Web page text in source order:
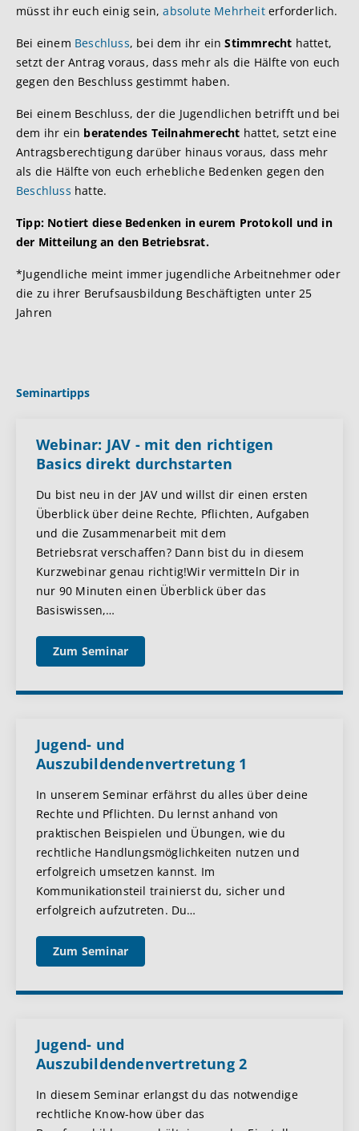
müsst ihr euch einig sein,absolute Mehrheiterforderlich.
Bei einem Beschluss, bei dem ihr einStimmrecht hattet,
setzt der Antrag voraus, dass mehr als die Hälfte von euch
gegen den Beschluss gestimmt haben.
Bei einem Beschluss, der die Jugendlichen betrifft und bei
dem ihr ein beratendes Teilnahmerecht hattet, setzt eine
Antragsberechtigung darüber hinaus voraus, dass mehr
als die Hälfte von euch erhebliche Bedenken gegen den
Beschluss hatte.
Tipp: Notiert diese Bedenken in eurem Protokoll und in
der Mitteilung an den Betriebsrat.
*Jugendliche meint immer jugendliche Arbeitnehmer oder
die zu ihrer Berufsausbildung Beschäftigten unter 25
Jahren
Seminartipps
Webinar: JAV - mit den richtigen
Basics direkt durchstarten
Du bist neu in der JAV und willst dir einen ersten
Überblick über deine Rechte, Pflichten, Aufgaben
und die Zusammenarbeit mit dem
Betriebsrat verschaffen? Dann bist du in diesem
Kurzwebinar genau richtig!Wir vermitteln Dir in
nur 90 Minuten einen Überblick über das
Basiswissen,…
Zum Seminar
Jugend- und
Auszubildendenvertretung 1
In unserem Seminar erfährst du alles über deine
Rechte und Pflichten. Du lernst anhand von
praktischen Beispielen und Übungen, wie du
rechtliche Handlungsmöglichkeiten nutzen und
erfolgreich umsetzen kannst. Im
Kommunikationsteil trainierst du, sicher und
erfolgreich aufzutreten. Du…
Zum Seminar
Jugend- und
Auszubildendenvertretung 2
In diesem Seminar erlangst du das notwendige
rechtliche Know-how über das